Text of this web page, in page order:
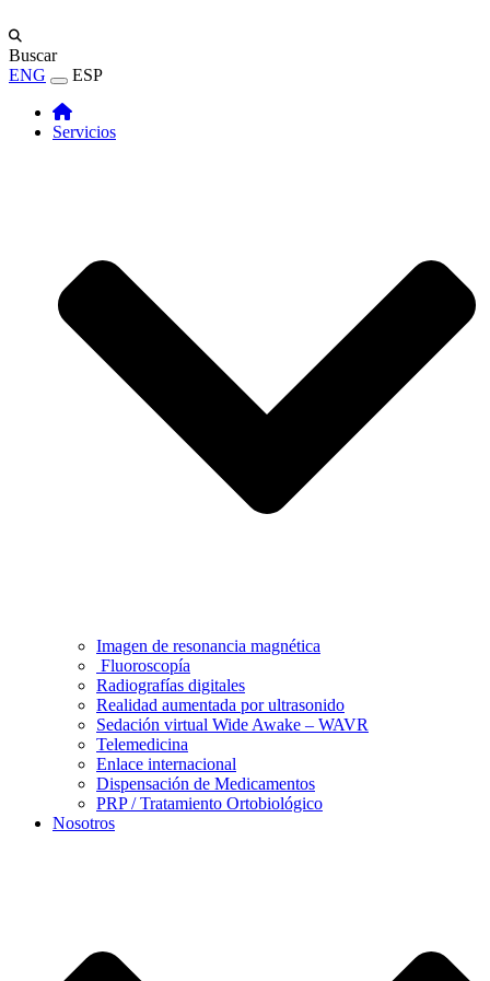
Buscar
ENG
ESP
Servicios
Imagen de resonancia magnética
Fluoroscopía
Radiografías digitales
Realidad aumentada por ultrasonido
Sedación virtual Wide Awake – WAVR
Telemedicina
Enlace internacional
Dispensación de Medicamentos
PRP / Tratamiento Ortobiológico
Nosotros